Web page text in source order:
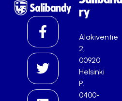
ry
Alakiventie
2,
00920
Helsinki
P.
0400-